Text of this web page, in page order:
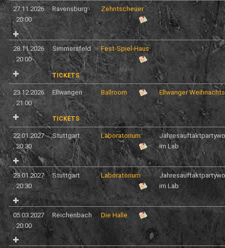
27.11.2026
,20:00
Ravensburg Zehntscheuer
28.11.2026
20:00
Simmersfeld Fest-Spiel-Haus
TICKETS
23.12.2026
21:00
Ellwangen Ballroom Ellwanger
TICKETS
22.01.2027
,20:30
Stuttgart Laboratorium
im Lab
23.01.2027
20:30
Stuttgart Laboratorium
im Lab
05.03.2027
,20:00
Reichenbach Die Halle